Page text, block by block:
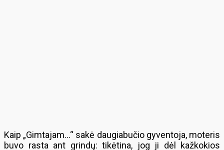
Kaip „Gimtajam…“ sakė daugiabučio gyventoja, moteris
buvo rasta ant grindų: tikėtina, jog ji dėl kažkokios